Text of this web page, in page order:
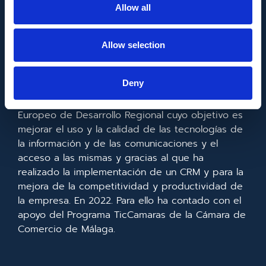
Allow all
Allow selection
Deny
FONDO EUROPEO DE DESARROLLO REGIONAL
Metadata SL ha sido beneficiaria del Fondo
Europeo de Desarrollo Regional cuyo objetivo es
mejorar el uso y la calidad de las tecnologías de
la información y de las comunicaciones y el
acceso a las mismas y gracias al que ha
realizado la implementación de un CRM y para la
mejora de la competitividad y productividad de
la empresa. En 2022. Para ello ha contado con el
apoyo del Programa TicCamaras de la Cámara de
Comercio de Málaga.